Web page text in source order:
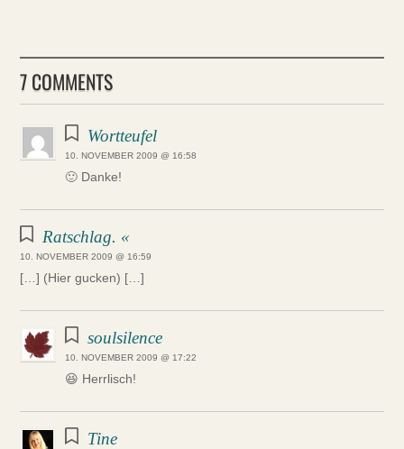
7 COMMENTS
Wortteufel
10. NOVEMBER 2009 @ 16:58
🙂 Danke!
Ratschlag. «
10. NOVEMBER 2009 @ 16:59
[…] (Hier gucken) […]
soulsilence
10. NOVEMBER 2009 @ 17:22
😆 Herrlisch!
Tine